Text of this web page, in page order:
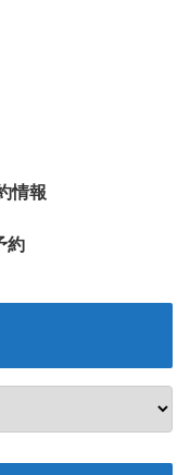
情報
約